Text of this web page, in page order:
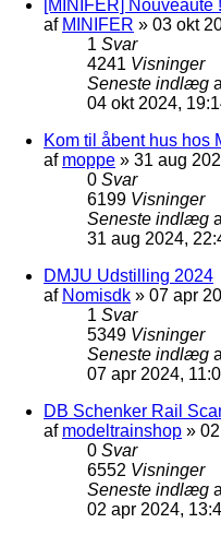
[MINIFER] Nouveauté
af MINIFER » 03 okt
1 Svar
4241 Visninger
Seneste indlæg
04 okt 2024,
Kom til åbent hus hos
af moppe » 31 aug
0 Svar
6199 Visninger
Seneste indlæg
31 aug 2024,
DMJU Udstilling 2024
af Nomisdk » 07 apr
1 Svar
5349 Visninger
Seneste indlæg
07 apr 2024,
DB Schenker Rail
af modeltrainshop »
0 Svar
6552 Visninger
Seneste indlæg
02 apr 2024,